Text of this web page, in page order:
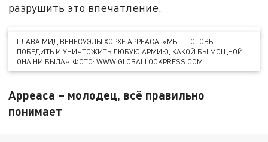
разрушить это впечатление.
ГЛАВА МИД ВЕНЕСУЭЛЫ ХОРХЕ АРРЕАСА: «МЫ… ГОТОВЫ
ПОБЕДИТЬ И УНИЧТОЖИТЬ ЛЮБУЮ АРМИЮ, КАКОЙ БЫ МОЩНОЙ
ОНА НИ БЫЛА». ФОТО: WWW.GLOBALLOOKPRESS.COM
Арреаса – молодец, всё правильно
понимает